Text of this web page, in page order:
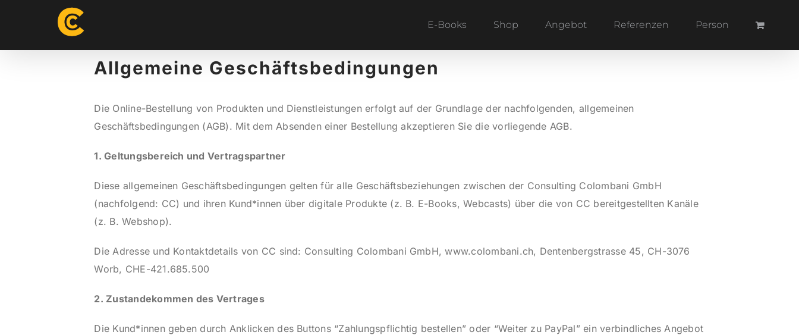
E-Books Shop Angebot Referenzen Person
Allgemeine Geschäftsbedingungen
Die Online-Bestellung von Produkten und Dienstleistungen erfolgt auf der Grundlage der nachfolgenden, allgemeinen
Geschäftsbedingungen (AGB). Mit dem Absenden einer Bestellung akzeptieren Sie die vorliegende AGB.
1. Geltungsbereich und Vertragspartner
Diese allgemeinen Geschäftsbedingungen gelten für alle Geschäftsbeziehungen zwischen der Consulting Colombani GmbH
(nachfolgend: CC) und ihren Kund*innen über digitale Produkte (z. B. E-Books, Webcasts) über die von CC bereitgestellten Kanäle
(z. B. Webshop).
Die Adresse und Kontaktdetails von CC sind: Consulting Colombani GmbH, www.colombani.ch, Dentenbergstrasse 45, CH-3076
Worb, CHE-421.685.500
2. Zustandekommen des Vertrages
Die Kund*innen geben durch Anklicken des Buttons “Zahlungspflichtig bestellen” oder “Weiter zu PayPal” ein verbindliches Angebot